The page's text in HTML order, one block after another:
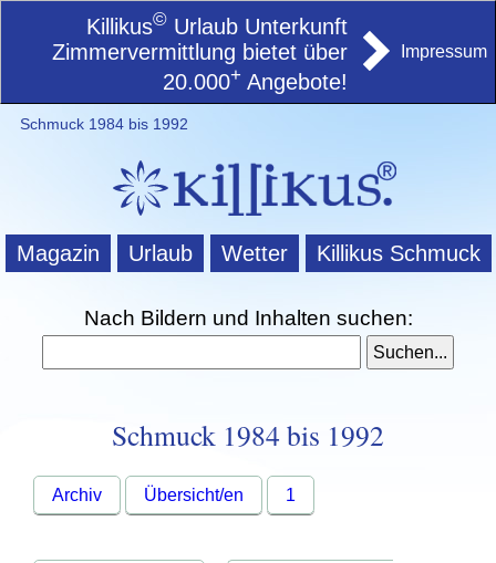
Killikus© Urlaub Unterkunft
Zimmervermittlung bietet über
20.000+ Angebote!
Impressum
Schmuck 1984 bis 1992
Magazin Urlaub Wetter Killikus Schmuck
Nach Bildern und Inhalten suchen:
Schmuck 1984 bis 1992
Archiv Übersicht/en 1